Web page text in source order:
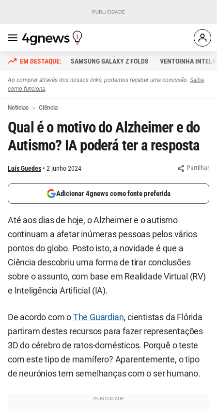
SAMSUNG GALAXY Z FOLD8 VENTOINHA
Ao comprar através dos nossos links, podemos receber uma comissão. Saiba
como funciona.
Notícias Ciência
Qual é o motivo do Alzheimer e do
Autismo? IA poderá ter a resposta
Luís Guedes 2 junho 2024 Partilhar
Adicionar 4gnews como fonte preferida
Até aos dias de hoje, o Alzheimer e o autismo
continuam a afetar inúmeras pessoas pelos vários
pontos do globo. Posto isto, a novidade é que a
Ciência descobriu uma forma de tirar conclusões
sobre o assunto, com base em Realidade Virtual (RV)
e Inteligência Artificial (IA).
De acordo com o The Guardian, cientistas da Flórida
partiram destes recursos para fazer representações
3D do cérebro de ratos-domésticos. Porquê o teste
com este tipo de mamífero? Aparentemente, o tipo
de neurónios tem semelhanças com o ser humano.